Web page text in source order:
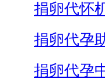
捐卵代怀
捐卵代孕
捐卵代孕